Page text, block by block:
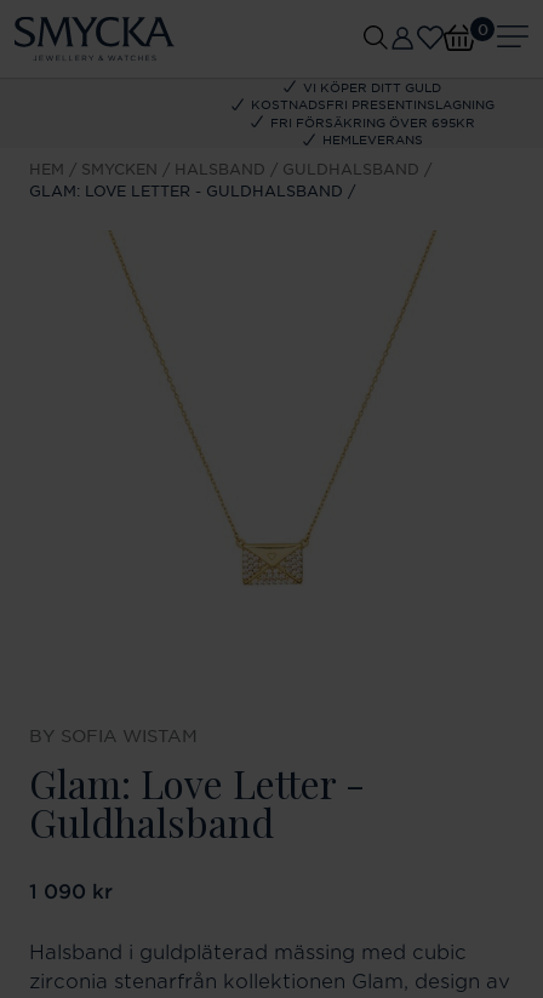
VI KÖPER DITT GULD
KOSTNADSFRI PRESENTINSLAGNING
FRI FÖRSÄKRING ÖVER 695KR
HEMLEVERANS
0
HEM SMYCKEN HALSBAND
GULDHALSBAND
GLAM: LOVE LETTER - GULDHALSBAND
BY SOFIA WISTAM
Glam: Love Letter -
Guldhalsband
Pris:1 090 kr
1 090 kr
Halsband i guldpläterad mässing med cubic
zirconia stenarfrån kollektionen Glam, design av